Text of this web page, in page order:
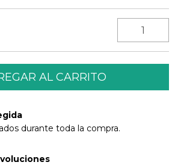
durante toda la compra.